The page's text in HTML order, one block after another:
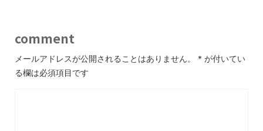
comment
メールアドレスが公開されることはありません。 * が付いてい
る欄は必須項目です